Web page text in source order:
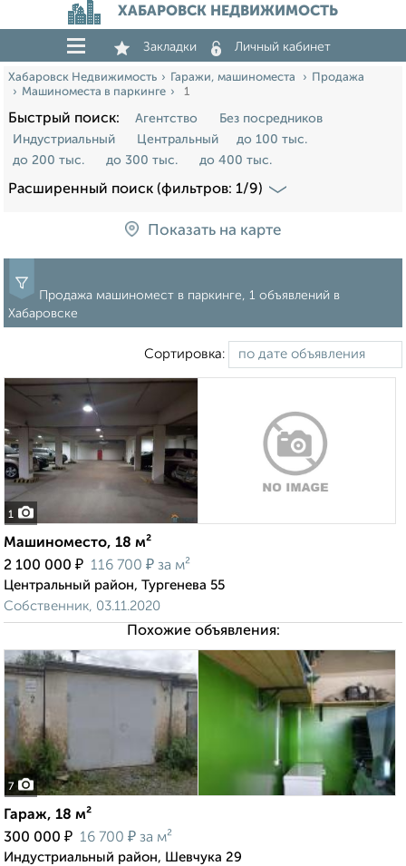
ХАБАРОВСК НЕДВИЖИМОСТЬ
Закладки Личный кабинет
Хабаровск Недвижимость Гаражи, машиноместа
Продажа
Машиноместа в паркинге
1
Быстрый поиск: Агентство
Без посредников
Индустриальный
Центральный
до 100 тыс.
до 200 тыс.
до 300 тыс. до 400 тыс.
Расширенный поиск (фильтров: 1/9)
Показать на карте
Продажа машиномест в паркинге, 1 объявлений в
Хабаровске
Сортировка:
1
Машиноместо, 18 м²
2 100 000 ₽ 116 700 ₽ за м²
Центральный район, Тургенева 55
Собственник, 03.11.2020
Похожие объявления:
7
Гараж, 18 м²
300 000 ₽ 16 700 ₽ за м²
Индустриальный район, Шевчука 29